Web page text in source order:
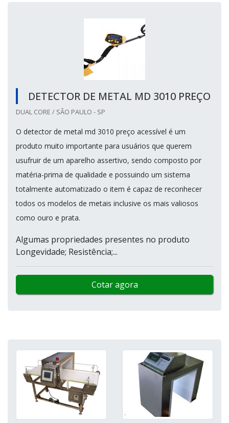
DETECTOR DE METAL MD 3010 PREÇO
DUAL CORE / SÃO PAULO - SP
O detector de metal md 3010 preço acessível é um
produto muito importante para usuários que querem
usufruir de um aparelho assertivo, sendo composto por
matéria-prima de qualidade e possuindo um sistema
totalmente automatizado o item é capaz de reconhecer
todos os modelos de metais inclusive os mais valiosos
como ouro e prata.
Algumas propriedades presentes no produto
Longevidade; Resistência;...
Cotar agora